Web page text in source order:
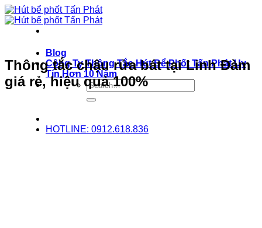
Bỏ
qua
Blog
Công Ty Thông Tắc Hút Bể Phốt Tấn Phát Uy
Tín Hơn 10 Năm
HOTLINE: 0912.618.836
Thông tắc chậu rửa bát tại Linh Đàm
giá rẻ, hiệu quả 100%